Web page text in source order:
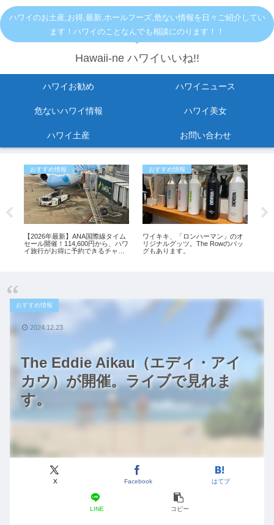
ハワイのお土産,お得,最新,ホールフーズ,危ない情報を日々ご紹介してい
ます！ハワイのことなんでも相談にのります！！
Hawaii-ne ハワイいいね!!
ハワイお勧め ハワイニュース
危ないハワイ情報 ハワイ美女
ハワイ土産 お問い合わせ
おすすめ情報
【2026年最新】ANA国際線タイム
セール開催！114,600円から、ハワ
イ旅行がお得に予約できるチャン
おすすめ情報
ワイキキ、「ロンハーマン」のオ
リジナルグッツ。The Rowのバッ
グもあります。
The Eddie Aikau（エディ・アイ
カウ）が開催。ライブで見れま
す。
おすすめ情報
X Facebook はてブ
LINE コピー
2024.12.23